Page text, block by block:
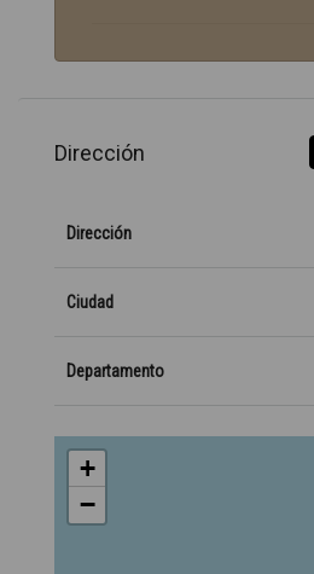
Dirección
Dirección
Ciudad
Departamento
+
−